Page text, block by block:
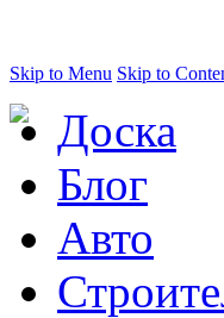
Skip to Menu Skip to
Доска
Блог
Авто